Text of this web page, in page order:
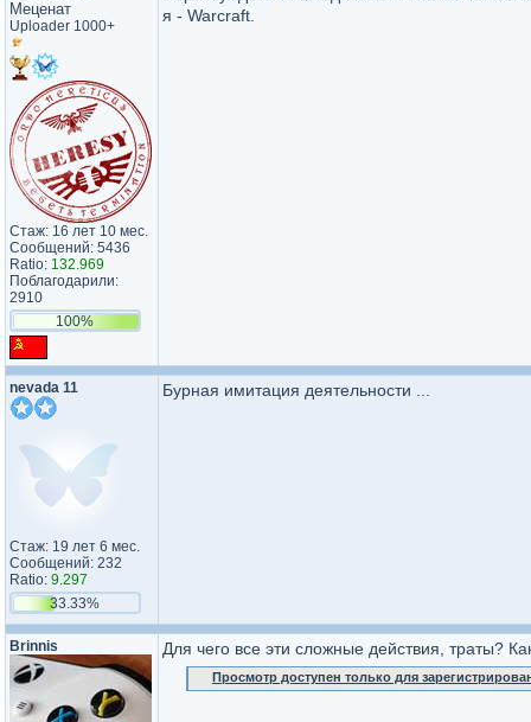
Меценат
Uploader 1000+
Стаж: 16 лет 10 мес.
Сообщений: 5436
Ratio: 132.969
Поблагодарили:
2910
100%
я - Warcraft.
nevada 11
Стаж: 19 лет 6 мес.
Сообщений: 232
Ratio: 9.297
33.33%
Бурная имитация деятельности ...
Brinnis Для чего все эти сложные действия, траты?
Просмотр доступен только для